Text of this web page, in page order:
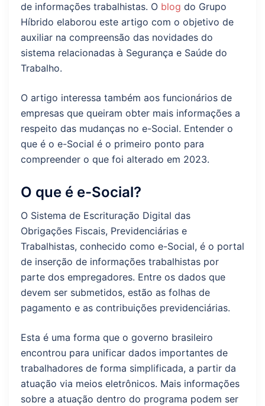
de informações trabalhistas. O blog do Grupo
Híbrido elaborou este artigo com o objetivo de
auxiliar na compreensão das novidades do
sistema relacionadas à Segurança e Saúde do
Trabalho.
O artigo interessa também aos funcionários de
empresas que queiram obter mais informações a
respeito das mudanças no e-Social. Entender o
que é o e-Social é o primeiro ponto para
compreender o que foi alterado em 2023.
O que é e-Social?
O Sistema de Escrituração Digital das
Obrigações Fiscais, Previdenciárias e
Trabalhistas, conhecido como e-Social, é o portal
de inserção de informações trabalhistas por
parte dos empregadores. Entre os dados que
devem ser submetidos, estão as folhas de
pagamento e as contribuições previdenciárias.
Esta é uma forma que o governo brasileiro
encontrou para unificar dados importantes de
trabalhadores de forma simplificada, a partir da
atuação via meios eletrônicos. Mais informações
sobre a atuação dentro do programa podem ser